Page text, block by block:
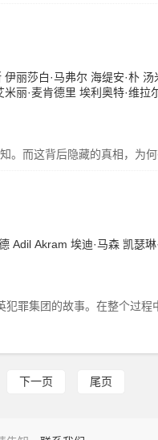
伊丽莎白·马弗尔 海缇安·朴 汤
米丽·麦肯德里 埃利奥特·维拉
。而这背后隐藏的真相，为
Adil Akram 埃迪·马森 凯瑟
罪集团的故事。在整个过
下一页 尾页